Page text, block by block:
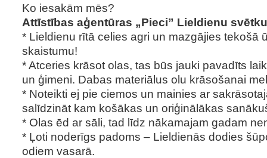
Ko iesakām mēs?
Attīstības aģentūras „Pieci” Lieldienu
* Lieldienu rītā celies agri un mazgājies tekošā
skaistumu!
* Atceries krāsot olas, tas būs jauki pavadīts
un ģimeni. Dabas materiālus olu krāsošanai
* Noteikti ej pie ciemos un mainies ar
salīdzināt kam košākas un oriģinālākas
* Olas ēd ar sāli, tad līdz nākamajam gadam
* Ļoti noderīgs padoms – Lieldienās dodies
odiem vasarā.